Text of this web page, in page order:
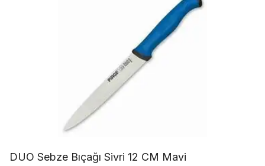
DUO Sebze Bıçağı Sivri 12 CM Mavi